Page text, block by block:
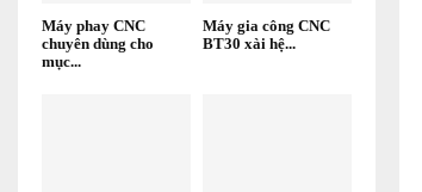
Máy phay CNC
chuyên dùng cho
mục...
Máy gia công CNC
BT30 xài hệ...